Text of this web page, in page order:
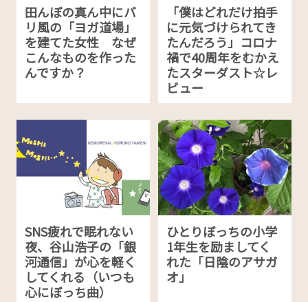
田んぼの真ん中にバ
リ風の「ヨガ道場」
を建てた女性 なぜ
こんなものを作った
んですか？
「僕はどれだけ拍手
に元気づけられてき
たんだろう」コロナ
禍で40周年をむかえ
たスターダスト☆レ
ビュー
SNS疲れで眠れない
夜、谷山浩子の「銀
河通信」が心を軽く
してくれる（いつも
心にぼっち曲）
ひとりぼっちの小学
1年生を励ましてく
れた「日陰のアサガ
オ」